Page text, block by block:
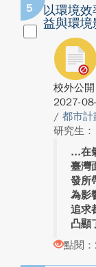
5
以環境效
益與環境
校外公開
2027-
/ 都市計
研究生
在
臺灣
發所
為影
追求
凸顯
點閱